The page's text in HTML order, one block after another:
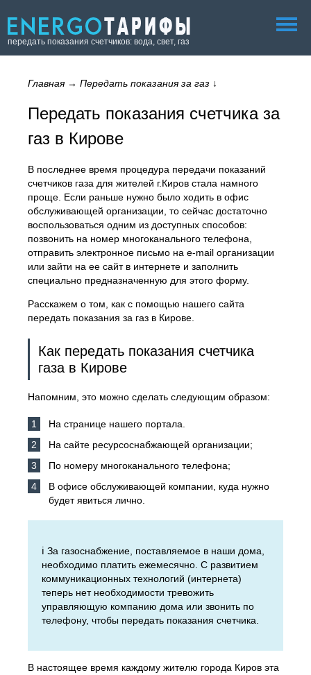
передать показания счетчиков: вода, свет, газ
Главная→ Передать показания за газ ↓
Передать показания счетчика за
газ в Кирове
В последнее время процедура передачи показаний
счетчиков газа для жителей г.Киров стала намного
проще. Если раньше нужно было ходить в офис
обслуживающей организации, то сейчас достаточно
воспользоваться одним из доступных способов:
позвонить на номер многоканального телефона,
отправить электронное письмо на e-mail организации
или зайти на ее сайт в интернете и заполнить
специально предназначенную для этого форму.
Расскажем о том, как с помощью нашего сайта
передать показания за газ в Кирове.
Как передать показания счетчика
газа в Кирове
Напомним, это можно сделать следующим образом:
На странице нашего портала.
На сайте ресурсоснабжающей организации;
По номеру многоканального телефона;
В офисе обслуживающей компании, куда нужно
будет явиться лично.
ℹ️ За газоснабжение, поставляемое в наши дома,
необходимо платить ежемесячно. С развитием
коммуникационных технологий (интернета)
теперь нет необходимости тревожить
управляющую компанию дома или звонить по
телефону, чтобы передать показания счетчика.
В настоящее время каждому жителю города Киров эта